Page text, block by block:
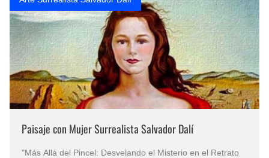
Paisaje con Mujer Surrealista Salvador Dalí
"Más Allá del Pincel: Desvelando el Misterio en el Retrato